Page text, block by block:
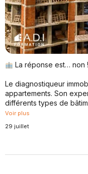
La réponse est… non !
Le diagnostiqueur
appartements. Son
différents types de
Voir plus
29 juillet